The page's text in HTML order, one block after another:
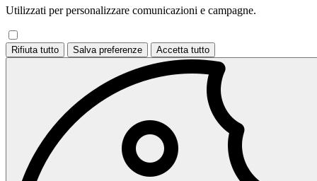
Utilizzati per personalizzare comunicazioni e campagne.
Rifiuta tutto Salva preferenze Accetta tutto